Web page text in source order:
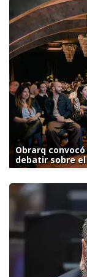
Obrarq
debatir sobre